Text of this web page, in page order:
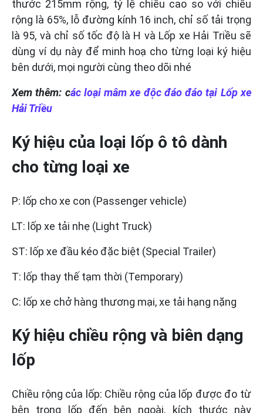
thước 215mm rộng, tỷ lệ chiều cao so với chiều
rộng là 65%, lỗ đường kính 16 inch, chỉ số tải trọng
là 95, và chỉ số tốc độ là H và Lốp xe Hải Triều sẽ
dùng ví dụ này để minh hoạ cho từng loại ký hiệu
bên dưới, mọi người cùng theo dõi nhé
Xem thêm: các loại mâm xe độc đáo đáo tại Lốp xe
Hải Triều
Ký hiệu của loại lốp ô tô dành
cho từng loại xe
P: lốp cho xe con (Passenger vehicle)
LT: lốp xe tải nhẹ (Light Truck)
ST: lốp xe đầu kéo đặc biệt (Special Trailer)
T: lốp thay thế tạm thời (Temporary)
C: lốp xe chở hàng thương mại, xe tải hạng nặng
Ký hiệu chiều rộng và biên dạng
lốp
Chiều rộng của lốp: Chiều rộng của lốp được đo từ
bên trong lốp đến bên ngoài, kích thước này